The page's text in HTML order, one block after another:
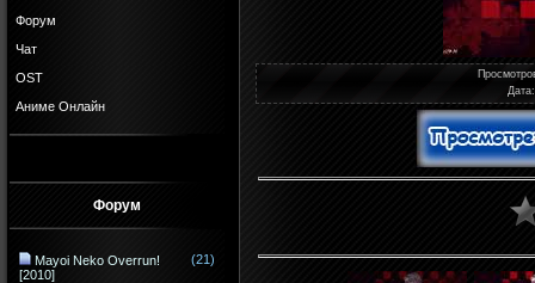
Форум
Чат
OST
Аниме Онлайн
Форум
Mayoi Neko Overrun!
[2010]
(21)
Дата